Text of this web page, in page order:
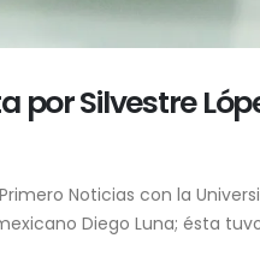
por Silvestre
Noticias con la
Diego Luna; ésta